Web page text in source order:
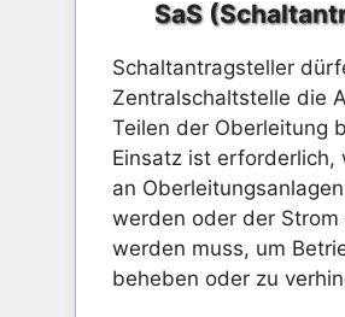
SaS
Schaltantragsteller
Zentralschaltstelle die
Teilen der Oberleitung
Einsatz ist erforderlich,
an
werden oder der
werden muss, um
beheben oder zu